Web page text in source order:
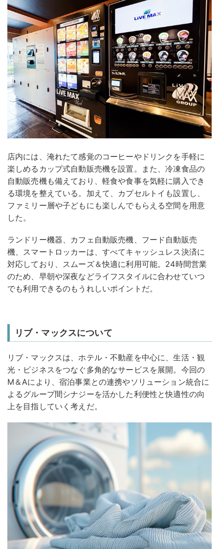
店内には、淹れたて感覚のコーヒーやドリンクを手軽に
楽しめるカップ式自動販売機を設置。また、冷凍食品の
自動販売機も備えており、軽食や食事を気軽に購入でき
る環境を整えている。加えて、カプセルトイも設置し、
ファミリー層や子どもにも楽しんでもらえる空間を用意
した。
ランドリー機器、カフェ自動販売機、フード自動販売
機、スマートロッカーは、すべてキャッシュレス決済に
対応しており、スムーズ＆快適に利用可能。24時間営業
のため、早朝や深夜などライフスタイルに合わせていつ
でも利用できるのもうれしいポイントだ。
リブ・マックスについて
リブ・マックスは、ホテル・不動産を中心に、生活・観
光・ビジネスをつなぐ多角的なサービスを展開。今回の
M＆Aにより、宿泊事業との連携やソリューション統合に
よるグループ間シナジーを活かした利便性と快適性の向
上を目指していく考えだ。